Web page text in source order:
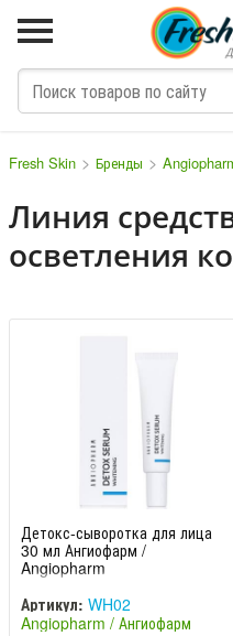
Fresh Skin > Бренды >
Линия
осветления
Детокс-сыворотка для лица
30 мл Ангиофарм /
Angiopharm
Артикул: WH02
Angiopharm / Ангиофарм
M N O P Q S